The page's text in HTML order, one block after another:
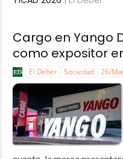
Cargo en Yango
como expositor
El Deber Sociedad 26/